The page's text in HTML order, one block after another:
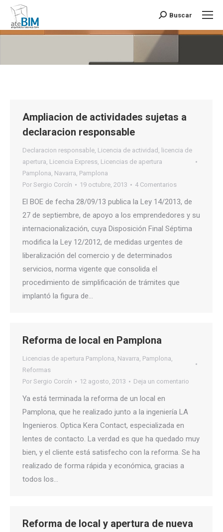
Buscar:
Buscar
Ampliacion de actividades sujetas a
declaracion responsable
Declaracion responsable, Licencia de actividad , licencia de
apertura, Licencia Express, Licencias de apertura
Pamplona, Navarra, Pamplona
Por Sergio Corcín 19 octubre, 2013 4 Comentarios
El BOE de fecha 28/09/13 publica la Ley 14/2013, de
27 de septiembre, de apoyo a los emprendedores y su
internacionalización, cuya Disposición Final Séptima
modifica la Ley 12/2012, de medidas urgentes de
liberalización del comercio y de determinados
servicios, norma vigente que consolida el
procedimiento de simplificación de trámites que
implantó la figura de…
Reforma de local en Pamplona
Licencias de apertura Pamplona, Navarra, Pamplona,
Reformas
Por Sergio Corcín 12 agosto, 2013 Deja un comentario
Ya está terminada la reforma de un local en
Pamplona, que he realizado junto a la ingeniería LA
Ingenieros. Optica Kera Contact, especializada en
lentes de contacto. La verdad es que ha quedado muy
bien, y el cliente está satisfecho con la reforma. Se ha
realizado de forma rápida y económica, gracias a
todos los…
Reforma de local y apertura de nueva